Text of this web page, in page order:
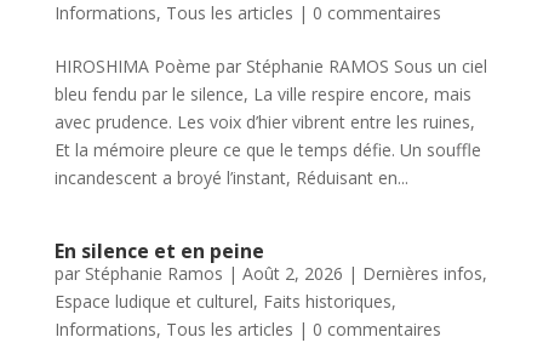
Informations, Tous les articles | 0 commentaires
HIROSHIMA Poème par Stéphanie RAMOS Sous un ciel
bleu fendu par le silence, La ville respire encore, mais
avec prudence. Les voix d’hier vibrent entre les ruines,
Et la mémoire pleure ce que le temps défie. Un souffle
incandescent a broyé l’instant, Réduisant en...
En silence et en peine
par Stéphanie Ramos | Août 2, 2026 | Dernières infos,
Espace ludique et culturel, Faits historiques,
Informations, Tous les articles | 0 commentaires